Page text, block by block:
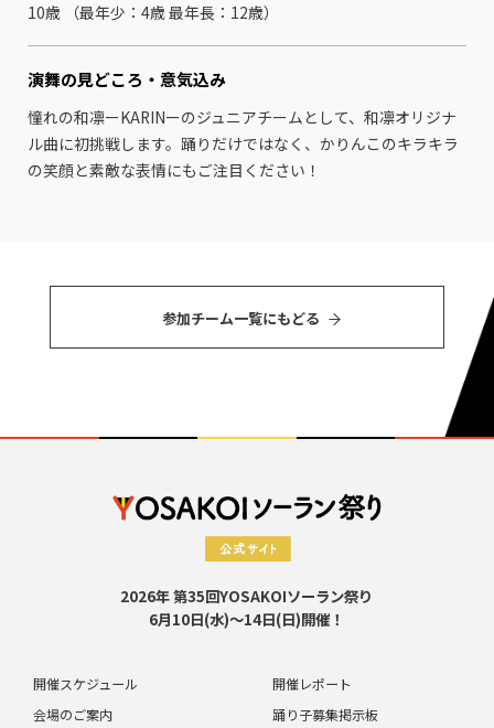
10歳 （最年少：4歳 最年⻑：12歳）
演舞の見どころ・ 意気込み
憧れの和凛ーKARINーのジュニアチームとして、和凛オリジナ
ル曲に初挑戦します。踊りだけではなく、かりんこのキラキラ
の笑顔と素敵な表情にもご注目ください！
参加チーム⼀覧にもどる
2026年 第35回YOSAKOIソーラン祭り
6月10日(水)～14日(日)開催！
開催スケジュール
会場のご案内
開催レポート
踊り子募集掲示板